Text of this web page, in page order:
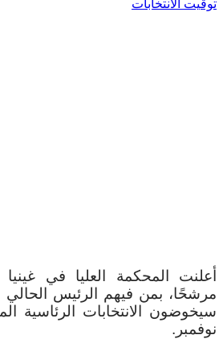
أعلنت المحكمة العليا في
مرشحًا، بمن فيهم الرئيس الحالي
نوفمبر.